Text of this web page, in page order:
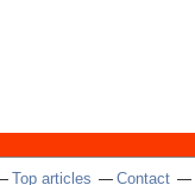
Top articles Contact